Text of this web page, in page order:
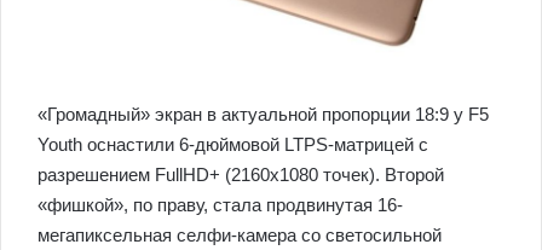
«Громадный» экран в актуальной пропорции 18:9 у F5
Youth оснастили 6-дюймовой LTPS-матрицей с
разрешением FullHD+ (2160х1080 точек). Второй
«фишкой», по праву, стала продвинутая 16-
мегапиксельная селфи-камера со светосильной